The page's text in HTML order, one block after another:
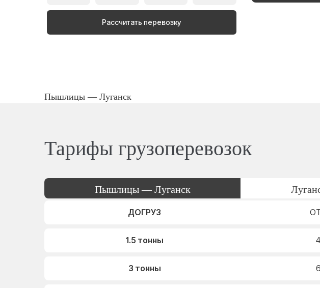
Рассчитать перевозку
Пышлицы — Луганск
Тарифы грузоперевозок
Пышлицы — Луганск
ДОГРУЗ
1.5 тонны
3 тонны